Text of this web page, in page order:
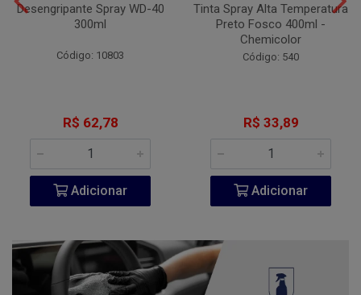
Desengripante Spray WD-40
300ml
Código: 10803
R$ 62,78
Adicionar
Tinta Spray Alta Temperatura
Preto Fosco 400ml -
Chemicolor
Código: 540
R$ 33,89
Adicionar